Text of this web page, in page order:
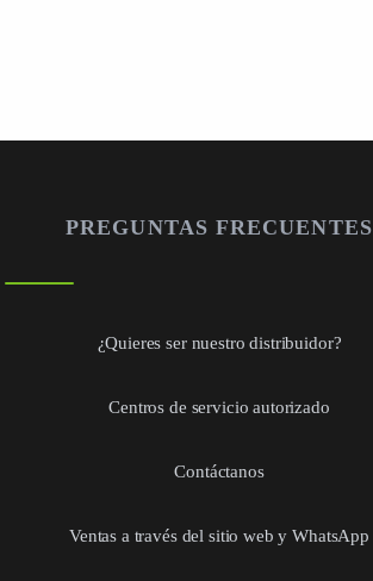
PREGUNTAS FRECUENTES
¿Quieres ser nuestro distribuidor?
Centros de servicio autorizado
Contáctanos
Ventas a través del sitio web y WhatsApp